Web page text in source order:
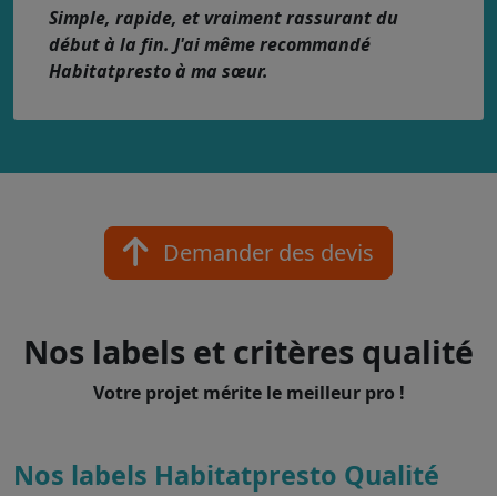
Simple, rapide, et vraiment rassurant du
début à la fin. J'ai même recommandé
Habitatpresto à ma sœur.
Demander des devis
Nos labels et critères qualité
Votre projet mérite le meilleur pro !
Nos labels Habitatpresto Qualité